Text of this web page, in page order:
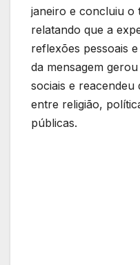
janeiro e concluiu o
relatando que a
reflexões pessoais
da mensagem
sociais e reacendeu
entre religião,
públicas.